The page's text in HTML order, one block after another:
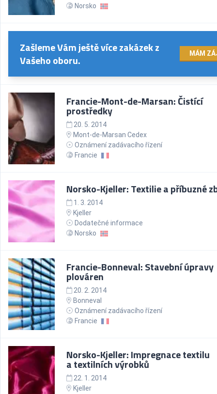
Norsko
Zašleme Vám ještě více zakázek z
Vašeho oboru.
MÁM
Francie-Mont-de-Marsan: Čistící
prostředky
20. 5. 2014
Mont-de-Marsan Cedex
Oznámení zadávacího řízení
Francie
Norsko-Kjeller: Textilie a příbuzné
1. 3. 2014
Kjeller
Dodatečné informace
Norsko
Francie-Bonneval: Stavební úpravy
plováren
20. 2. 2014
Bonneval
Oznámení zadávacího řízení
Francie
Norsko-Kjeller: Impregnace textilu
a textilních výrobků
22. 1. 2014
Kjeller